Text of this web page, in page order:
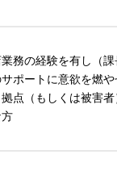
務の経験を有し（
ポートに意欲を燃や
点（もしくは被害